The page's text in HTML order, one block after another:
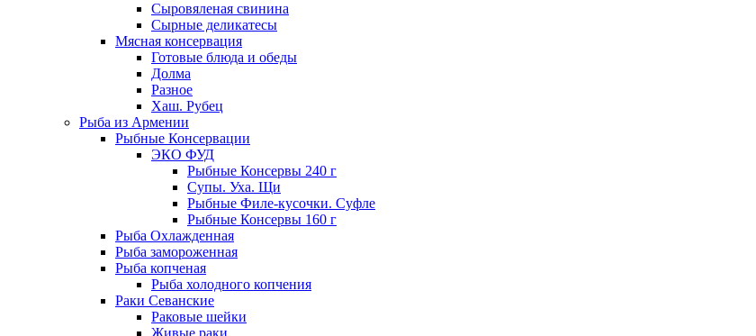
Сыровяленая свинина
Сырные деликатесы
Мясная консервация
Готовые блюда и обеды
Долма
Разное
Хаш. Рубец
Рыба из Армении
Рыбные Консервации
ЭКО ФУД
Рыбные Консервы 240 г
Супы. Уха. Щи
Рыбные Филе-кусочки. Суфле
Рыбные Консервы 160 г
Рыба Охлажденная
Рыба замороженная
Рыба копченая
Рыба холодного копчения
Раки Севанские
Раковые шейки
Живые раки